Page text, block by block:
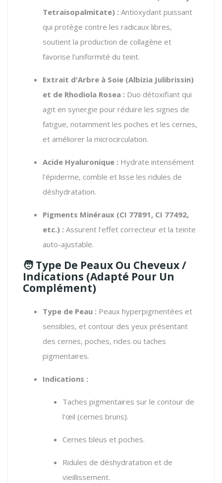
Tetraisopalmitate) : Antioxydant puissant
qui protège contre les radicaux libres,
soutient la production de collagène et
favorise l'uniformité du teint.
Extrait d'Arbre à Soie (Albizia Julibrissin)
et de Rhodiola Rosea : Duo détoxifiant qui
agit en synergie pour réduire les signes de
fatigue, notamment les poches et les cernes,
et améliorer la microcirculation.
Acide Hyaluronique : Hydrate intensément
l'épiderme, comble et lisse les ridules de
déshydratation.
Pigments Minéraux (CI 77891, CI 77492,
etc.) : Assurent l'effet correcteur et la teinte
auto-ajustable.
🧑 Type De Peaux Ou Cheveux /
Indications (Adapté Pour Un
Complément)
Type de Peau : Peaux hyperpigmentées et
sensibles, et contour des yeux présentant
des cernes, poches, rides ou taches
pigmentaires.
Indications :
Taches pigmentaires sur le contour de
l'œil (cernes bruns).
Cernes bleus et poches.
Ridules de déshydratation et de
vieillissement.